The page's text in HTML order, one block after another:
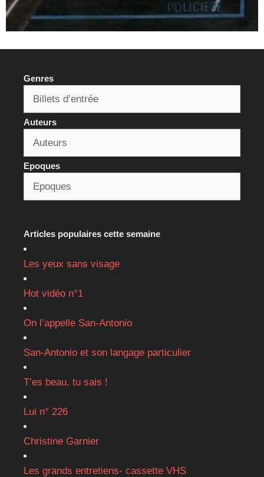
Genres
Auteurs
Epoques
Articles populaires cette semaine
Les yeux sans visage
Hot vidéo n°1
On l’appelle San-Antonio
San-Antonio et son langage particulier
T’es beau, tu sais !
Lui n° 226
Christine Garnier
Les grands entretiens- cassette VHS